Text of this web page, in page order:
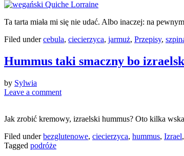
Ta tarta miała mi się nie udać. Albo inaczej: na
Filed undercebula, ciecierzyca, jarmuż, Przepisy,
Hummus taki smaczny bo
by Sylwia
Leave a comment
Jak zrobić kremowy, izraelski hummus? Oto kilka
Filed underbezglutenowe, ciecierzyca, hummus, Izrael,
Tagged podróże